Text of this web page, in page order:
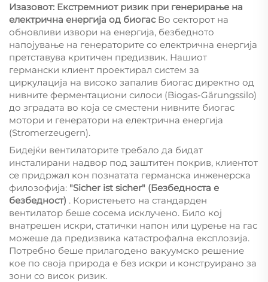
Изазовот: Екстремниот ризик при генерирање на
електрична енергија од биогас Во секторот на
обновливи извори на енергија, безбедното
напојување на генераторите со електрична енергија
претставува критичен предизвик. Нашиот
германски клиент проектирал систем за
циркулација на високо запалив биогас директно од
нивните ферментациони силоси (Biogas-Gärungssilo)
до зградата во која се сместени нивните биогас
мотори и генератори на електрична енергија
(Stromerzeugern).
Бидејќи вентилаторите требало да бидат
инсталирани надвор под заштитен покрив, клиентот
се придржал кон познатата германска инженерска
филозофија: "Sicher ist sicher" (Безбедноста е
безбедност) . Користењето на стандарден
вентилатор беше сосема исклучено. Било кој
внатрешен искри, статички напон или цурење на гас
можеше да предизвика катастрофална експлозија.
Потребно беше прилагодено вакуумско решение
кое по своја природа е без искри и конструирано за
зони со висок ризик.